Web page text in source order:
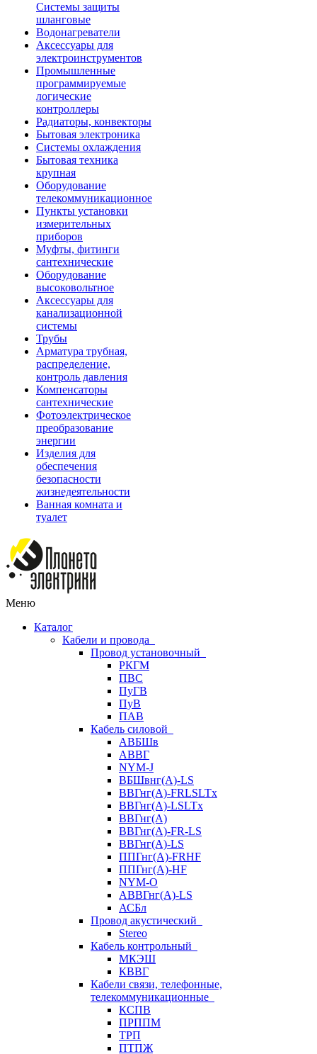
Системы защиты
шланговые
Водонагреватели
Аксессуары для
электроинструментов
Промышленные
программируемые
логические
контроллеры
Радиаторы, конвекторы
Бытовая электроника
Системы охлаждения
Бытовая техника
крупная
Оборудование
телекоммуникационное
Пункты установки
измерительных
приборов
Муфты, фитинги
сантехнические
Оборудование
высоковольтное
Аксессуары для
канализационной
системы
Трубы
Арматура трубная,
распределение,
контроль давления
Компенсаторы
сантехнические
Фотоэлектрическое
преобразование
энергии
Изделия для
обеспечения
безопасности
жизнедеятельности
Ванная комната и
туалет
Меню
Каталог
Кабели и провода
Провод установочный
РКГМ
ПВС
ПуГВ
ПуВ
ПАВ
Кабель силовой
АВБШв
АВВГ
NYM-J
ВБШвнг(А)-LS
ВВГнг(A)-FRLSLTx
ВВГнг(A)-LSLTx
ВВГнг(А)
ВВГнг(А)-FR-LS
ВВГнг(А)-LS
ППГнг(А)-FRHF
ППГнг(А)-HF
NYM-O
АВВГнг(А)-LS
АСБл
Провод акустический
Stereo
Кабель контрольный
МКЭШ
КВВГ
Кабели связи, телефонные,
телекоммуникационные
КСПВ
ПРППМ
ТРП
ПТПЖ